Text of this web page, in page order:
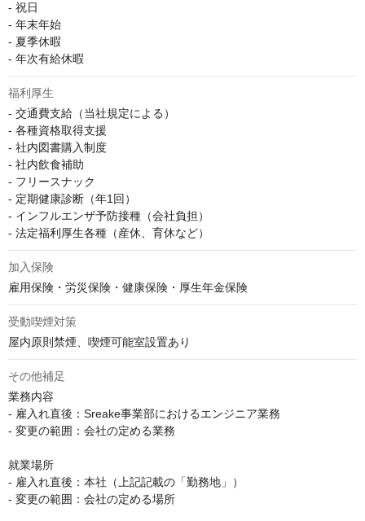
- 祝日
- 年末年始
- 夏季休暇
- 年次有給休暇
福利厚生
- 交通費支給（当社規定による）
- 各種資格取得支援
- 社内図書購入制度
- 社内飲食補助
- フリースナック
- 定期健康診断（年1回）
- インフルエンザ予防接種（会社負担）
- 法定福利厚生各種（産休、育休など）
加入保険
雇用保険・労災保険・健康保険・厚生年金保険
受動喫煙対策
屋内原則禁煙、喫煙可能室設置あり
その他補足
業務内容
- 雇入れ直後：Sreake事業部におけるエンジニア業務
- 変更の範囲：会社の定める業務
就業場所
- 雇入れ直後：本社（上記記載の「勤務地」）
- 変更の範囲：会社の定める場所